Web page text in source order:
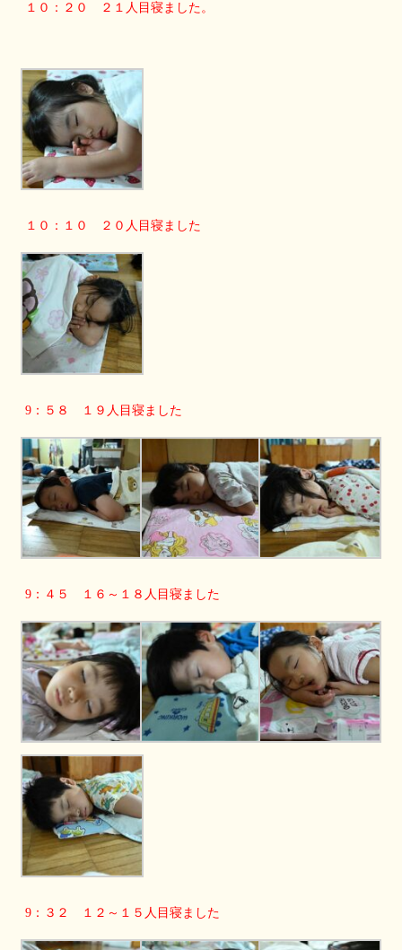
１０：２０ ２１人目寝ました。
１０：１０ ２０人目寝ました
9：５８ １９人目寝ました
9：４５ １６～１８人目寝ました
9：３２ １２～１５人目寝ました